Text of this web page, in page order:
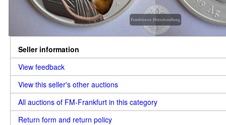
Seller information
View feedback
View this seller's other auctions
All auctions of FM-Frankfurt in this category
Return form and return policy